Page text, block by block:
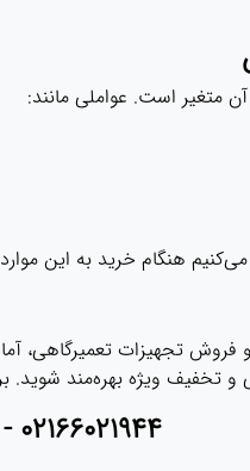
متغیر است. عواملی مانند:
هنگام خرید به این
و فروش تجهیزات تعمیرگاهی،
ویژه بهره‌مند شوید.
02166021944 - 02632302759